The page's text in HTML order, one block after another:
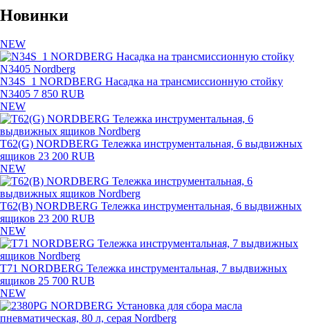
Новинки
NEW
N34S_1 NORDBERG Насадка на трансмиссионную стойку
N3405 7 850 RUB
NEW
T62(G) NORDBERG Тележка инструментальная, 6 выдвижных
ящиков 23 200 RUB
NEW
T62(B) NORDBERG Тележка инструментальная, 6 выдвижных
ящиков 23 200 RUB
NEW
T71 NORDBERG Тележка инструментальная, 7 выдвижных
ящиков 25 700 RUB
NEW